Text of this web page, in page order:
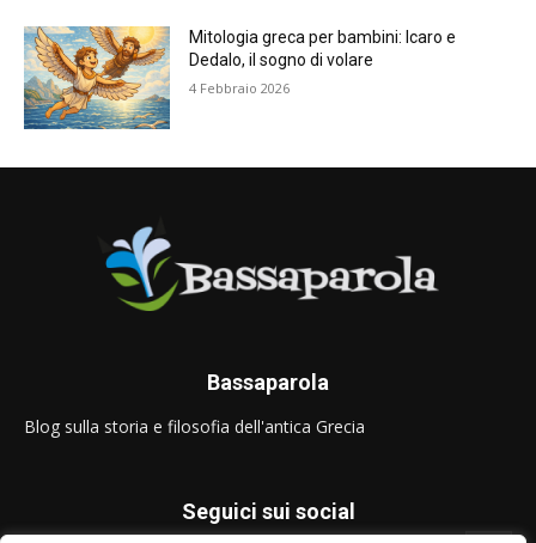
Mitologia greca per bambini: Icaro e
Dedalo, il sogno di volare
4 Febbraio 2026
Bassaparola
Blog sulla storia e filosofia dell'antica Grecia
Seguici sui social